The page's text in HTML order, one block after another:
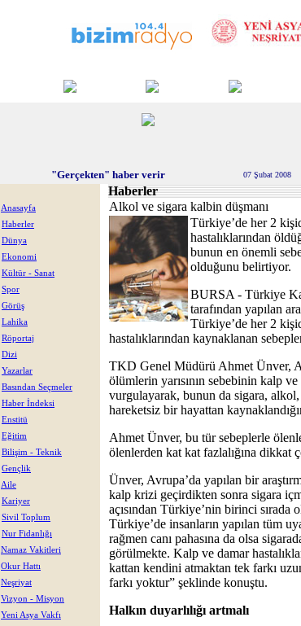
"Gerçekten" haber verir 07 Şubat 2008
Anasayfa
Haberler
Dünya
Ekonomi
Kültür - Sanat
Spor
Görüş
Lahika
Röportaj
Dizi
Yazarlar
Basından Seçmeler
Haber İndeksi
Enstitü
Eğitim
Bilişim - Teknik
Gençlik
Aile
Kariyer
Sivil Toplum
Nur Fidanlığı
Namaz Vakitleri
Okur Hattı
Neşriyat
Vizyon - Misyon
Yeni Asya Vakfı
Haberler
Alkol ve sigara kalbin düşmanı
Türkiye’de her 2
hastalıklarından
bunun en önemli
olduğunu belirtiyor.
BURSA - Türkiye
tarafından yapılan
Türkiye’de her 2
hastalıklarından kaynaklanan
TKD Genel Müdürü Ahmet Ünver,
ölümlerin yarısının sebebinin kalp
vurgulayarak, bunun da sigara,
hareketsiz bir hayattan
Ahmet Ünver, bu tür sebeplerle
ölenlerden kat kat fazlalığına dikkat
Ünver, Avrupa’da yapılan bir
kalp krizi geçirdikten sonra sigara
açısından Türkiye’nin birinci sırada
Türkiye’de insanların yapılan tüm
rağmen canı pahasına da olsa
görülmekte. Kalp ve damar
kattan kendini atmaktan tek farkı
farkı yoktur” şeklinde konuştu.
Halkın duyarlılığı artmalı